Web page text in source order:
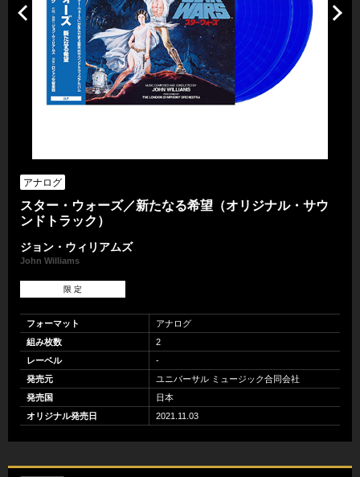
アナログ
スター・ウォーズ／新たなる希望（オリジナル・サウ
ンドトラック）
ジョン・ウィリアムズ
John Williams
限 定
フォーマット
アナログ
組み枚数
2
レーベル
-
発売元
ユニバーサル ミュージック合同会社
発売国
日本
オリジナル発売日
2021.11.03